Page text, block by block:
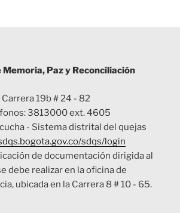
Paz y Reconciliación
Carrera 19b # 24 - 82
3813000 ext. 4605
- Sistema distrital del quejas
sdqs/login
de documentación dirigida al
debe realizar en la oficina de
ubicada en la Carrera 8 # 10 - 65.